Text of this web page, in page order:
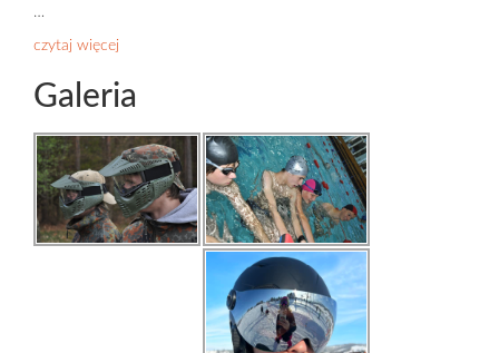
…
czytaj więcej
Galeria